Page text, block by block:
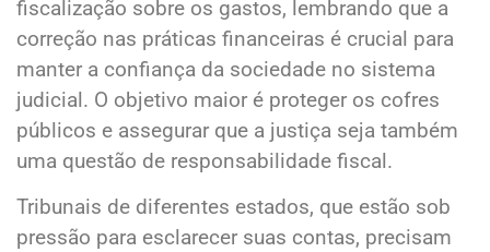
fiscalização sobre os gastos, lembrando que a
correção nas práticas financeiras é crucial para
manter a confiança da sociedade no sistema
judicial. O objetivo maior é proteger os cofres
públicos e assegurar que a justiça seja também
uma questão de responsabilidade fiscal.
Tribunais de diferentes estados, que estão sob
pressão para esclarecer suas contas, precisam